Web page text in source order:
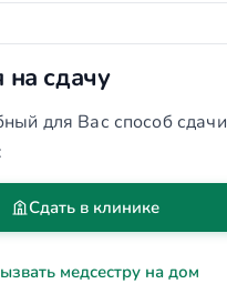
на сдачу
для Вас способ сдачи
Сдать в клинике
медсестру на дом